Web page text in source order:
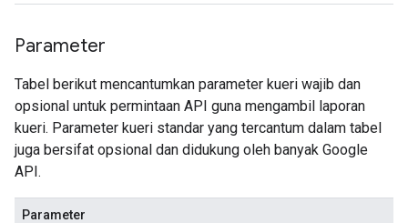
Parameter
Tabel berikut mencantumkan parameter kueri wajib dan
opsional untuk permintaan API guna mengambil laporan
kueri. Parameter kueri standar yang tercantum dalam tabel
juga bersifat opsional dan didukung oleh banyak Google
API.
Parameter